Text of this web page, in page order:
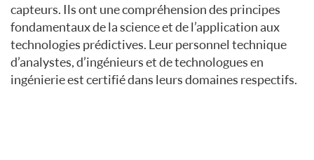
capteurs. Ils ont une compréhension des principes
fondamentaux de la science et de l’application aux
technologies prédictives. Leur personnel technique
d’analystes, d’ingénieurs et de technologues en
ingénierie est certifié dans leurs domaines respectifs.